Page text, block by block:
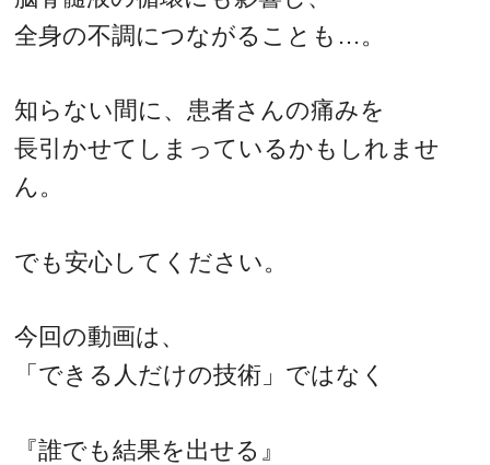
全身の不調につながることも…。
知らない間に、患者さんの痛みを
長引かせてしまっているかもしれませ
ん。
でも安心してください。
今回の動画は、
「できる人だけの技術」ではなく
『誰でも結果を出せる』